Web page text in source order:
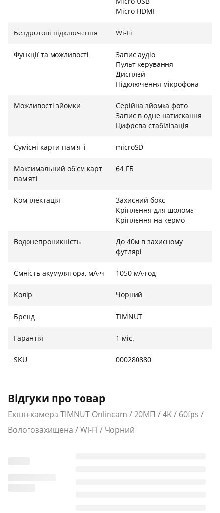
активного руху. Крім того, підтримка зовнішнього
вітряну погоду або під час зйомок із відстані.
Micro HDMI
Бездротові підключення Wi-Fi
Функції та можливості
Запис аудіо
Пульт керування
Дисплей
Підключення мікрофона
Можливості зйомки
Серійна зйомка фото
Запис в одне натискання
Цифрова стабілізація
Сумісні карти пам'яті microSD
Максимальний об'єм карт
пам'яті
64 ГБ
Комплектація
Захисний бокс
Кріплення для шолома
Кріплення на кермо
Водонепроникність
До 40м в захисному
футлярі
Ємність акумулятора, мА·ч 1050 мА·год
Колір Чорний
Бренд TIMNUT
Гарантія 1 міс.
SKU 000280880
Відгуки про товар
Екшн-камера TIMNUT Onlincam / 20МП / 4K / 60fps /
Вологозахищена / Wi-Fi / Чорний